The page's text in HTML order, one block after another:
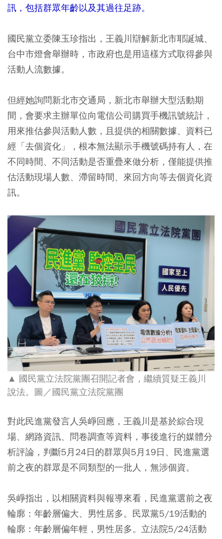
訊，包括群眾年齡以及其過往足跡。
國民黨立委陳玉珍指出，王義川辯解新北市耶誕城、
台中市燈會舉辦時，市政府也是用這樣方式取得參與
活動人流數據。
但經她詢問新北市交通局，新北市舉辦大型活動期
間，會要求主辦單位向電信公司購買手機訊號統計，
用來推估參與活動人數，且提供的相關數據、資料已
經「去個資化」，根本無法顯示手機號碼持有人，在
不同時間、不同活動是否重疊來做分析，僅能提供推
估活動現場人數、滯留時間、來回方向等去個資化資
訊。
▲ 國民黨立法院黨團召開記者會，繼續質疑王義川
說法。圖／國民黨立法院黨團
對此民進黨發言人吳崢回應，王義川是基於綜合現
場、網路資訊、問卷調查等資料，事後進行的媒體分
析評論，判斷5月24日的群眾與5月19日、民進黨選
前之夜的群眾是不同類型的一批人，無涉個資。
吳崢指出，以相關資料與報導來看，民進黨選前之夜
輪廓：年齡層偏大、男性居多。民眾黨5/19活動的
輪廓：年齡層偏年輕，男性居多。立法院5/24活動